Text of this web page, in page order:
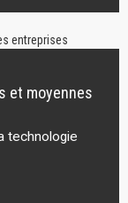
et moyennes
technologie